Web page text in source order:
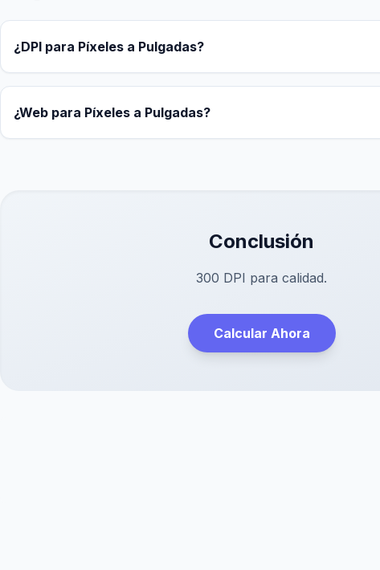
¿DPI para Píxeles a Pulgadas?
¿Web para Píxeles a Pulgadas?
Conclusión
300 DPI para calidad.
Calcular Ahora